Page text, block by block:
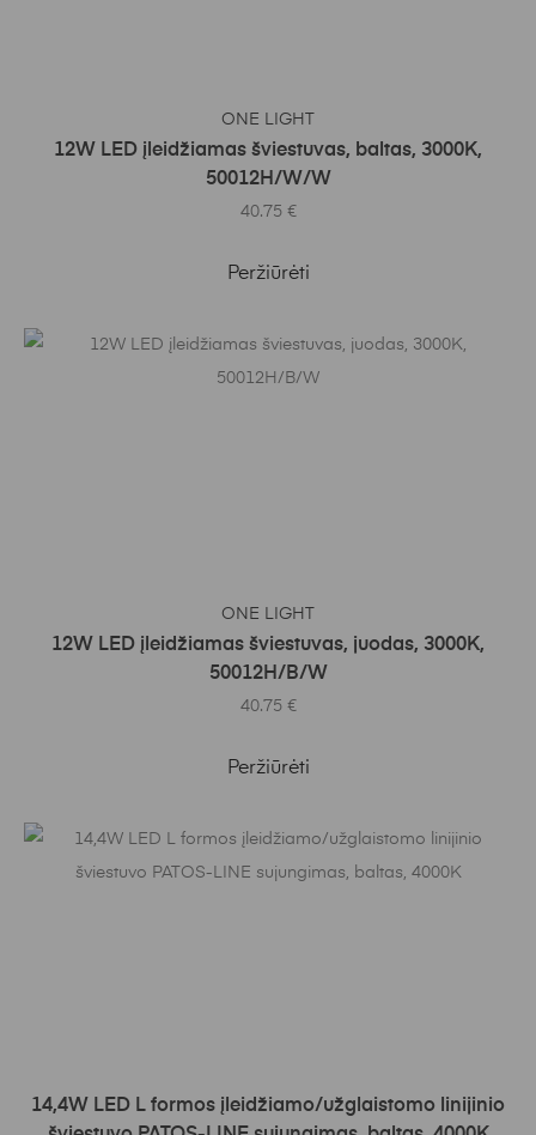
ONE LIGHT
12W LED įleidžiamas šviestuvas, baltas, 3000K,
50012H/W/W
40.75 €
Peržiūrėti
ONE LIGHT
12W LED įleidžiamas šviestuvas, juodas, 3000K,
50012H/B/W
40.75 €
Peržiūrėti
Į KREPŠELĮ
14,4W LED L formos įleidžiamo/užglaistomo linijinio